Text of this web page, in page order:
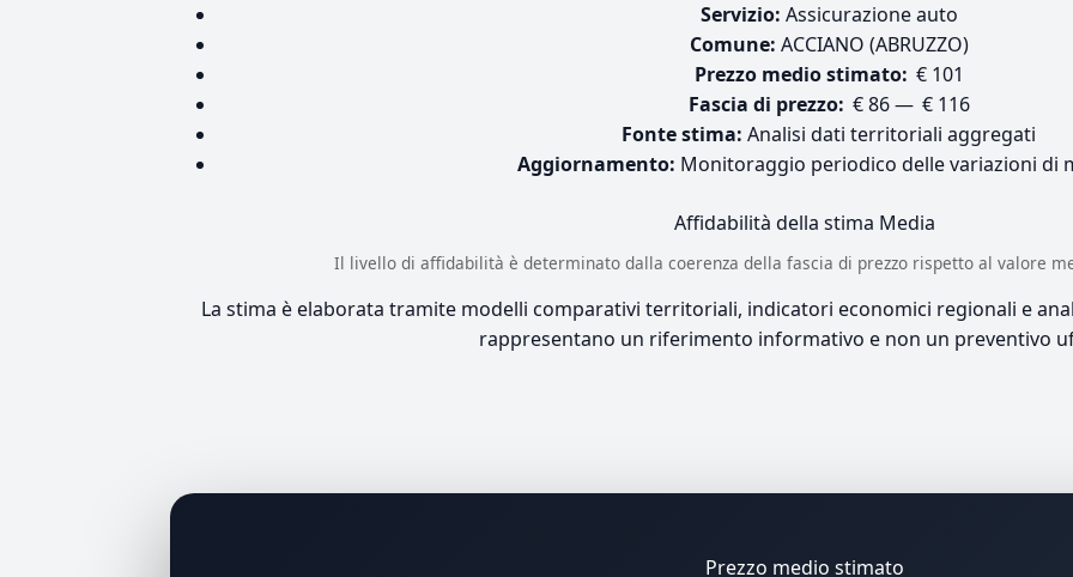
Servizio: Assicurazione auto
Comune: ACCIANO (ABRUZZO)
Prezzo medio stimato: € 101
Fascia di prezzo: € 86 — € 116
Fonte stima: Analisi dati territoriali aggregati
Aggiornamento: Monitoraggio periodico delle variazioni di
Affidabilità della stima Media
Il livello di affidabilità è determinato dalla coerenza della fascia di prezzo rispetto al valore
La stima è elaborata tramite modelli comparativi territoriali, indicatori economici regionali e
rappresentano un riferimento informativo e non un preventivo
Prezzo medio stimato